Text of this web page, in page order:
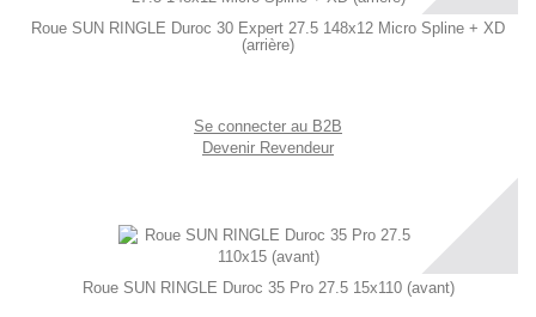
Roue SUN RINGLE Duroc 30 Expert 27.5 148x12 Micro Spline + XD
(arrière)
Se connecter au B2B
Devenir Revendeur
Roue SUN RINGLE Duroc 35 Pro 27.5 15x110 (avant)